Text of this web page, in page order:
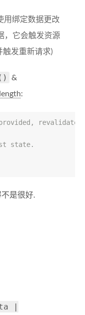
用绑定数据更改
，它会触发资源
触发重新请求)
&
:
revalidate
state.
是很好.
|